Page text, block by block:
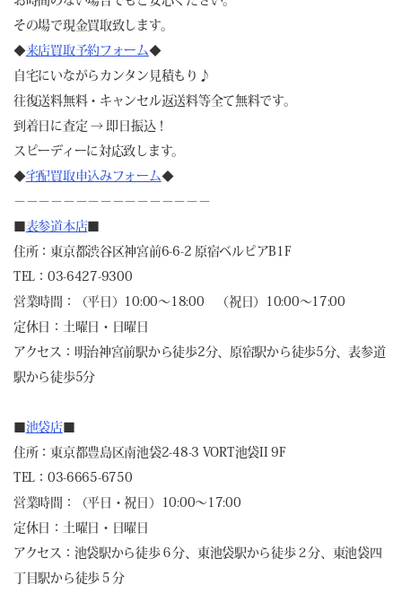
その場で現金買取致します。
◆来店買取予約フォーム◆
自宅にいながらカンタン見積もり♪
往復送料無料・キャンセル返送料等全て無料です。
到着日に査定 → 即日振込！
スピーディーに対応致します。
◆宅配買取申込みフォーム◆
－－－－－－－－－－－－－－－－
表参道本店
住所：東京都渋谷区神宮前6-6-2 原宿ベルピアB1F
TEL：03-6427-9300
営業時間：（平日）10:00～18:00 （祝日）10:00～17:00
定休日：土曜日・日曜日
アクセス：明治神宮前駅から徒歩2分、原宿駅から徒歩5分、表参道
駅から徒歩5分
池袋店
住所：東京都豊島区南池袋2-48-3 VORT池袋II 9F
TEL：03-6665-6750
営業時間：（平日・祝日）10:00～17:00
定休日：土曜日・日曜日
アクセス：池袋駅から徒歩６分、東池袋駅から徒歩２分、東池袋四
丁目駅から徒歩５分